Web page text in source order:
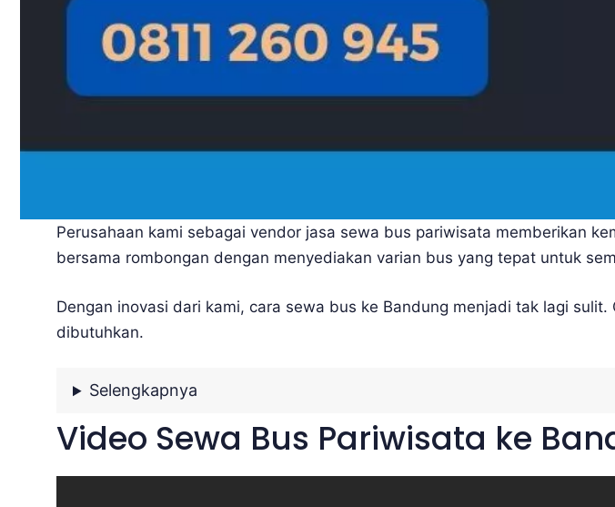
Perusahaan kami sebagai vendor jasa sewa bus pariwisata memberikan
bersama rombongan dengan menyediakan varian bus yang tepat untuk
Dengan inovasi dari kami, cara sewa bus ke Bandung menjadi tak lagi
dibutuhkan.
Selengkapnya
Video Sewa Bus Pariwisata ke